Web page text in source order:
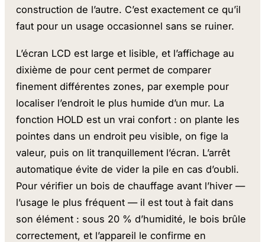
construction de l’autre. C’est exactement ce qu’il
faut pour un usage occasionnel sans se ruiner.
L’écran LCD est large et lisible, et l’affichage au
dixième de pour cent permet de comparer
finement différentes zones, par exemple pour
localiser l’endroit le plus humide d’un mur. La
fonction HOLD est un vrai confort : on plante les
pointes dans un endroit peu visible, on fige la
valeur, puis on lit tranquillement l’écran. L’arrêt
automatique évite de vider la pile en cas d’oubli.
Pour vérifier un bois de chauffage avant l’hiver —
l’usage le plus fréquent — il est tout à fait dans
son élément : sous 20 % d’humidité, le bois brûle
correctement, et l’appareil le confirme en